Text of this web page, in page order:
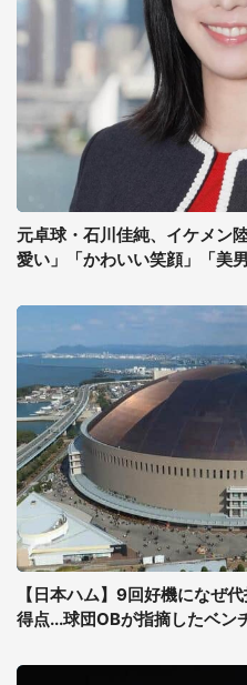
元卓球・石川佳純、イケメン
愛い」「かわいい笑顔」「美
【日本ハム】9回好機になぜ
得点...球団OBが指摘したベン